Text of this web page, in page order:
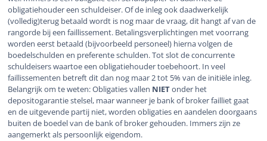
obligatiehouder een schuldeiser. Of de inleg ook daadwerkelijk
(volledig)terug betaald wordt is nog maar de vraag, dit hangt af van de
rangorde bij een faillissement. Betalingsverplichtingen met voorrang
worden eerst betaald (bijvoorbeeld personeel) hierna volgen de
boedelschulden en preferente schulden. Tot slot de concurrente
schuldeisers waartoe een obligatiehouder toebehoort. In veel
faillissementen betreft dit dan nog maar 2 tot 5% van de initiële inleg.
Belangrijk om te weten: Obligaties vallen NIETonder het
depositogarantie stelsel, maar wanneer je bank of broker failliet gaat
en de uitgevende partij niet, worden obligaties en aandelen doorgaans
buiten de boedel van de bank of broker gehouden. Immers zijn ze
aangemerkt als persoonlijk eigendom.